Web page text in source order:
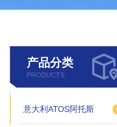
产品分类
PRODUCTS
意大利ATOS阿托斯